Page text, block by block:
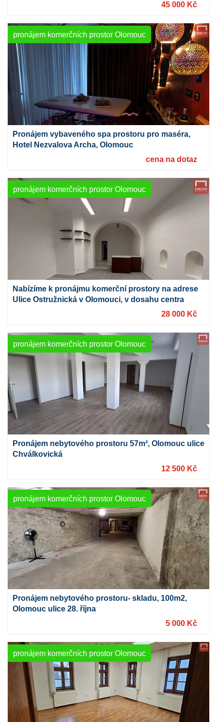
45 000 Kč
pronájem komerčních prostor Olomouc
Pronájem vybaveného spa prostoru pro maséra,
Hotel Nezvalova Archa, Olomouc
cena na dotaz
pronájem komerčních prostor Olomouc
Nabízíme k pronájmu komerční prostory na adrese
Ulice Ostružnická v Olomouci, v dosahu centra
28 000 Kč
pronájem komerčních prostor Olomouc
Pronájem nebytového prostoru 57m², Olomouc ulice
Chválkovická
12 500 Kč
pronájem komerčních prostor Olomouc
Pronájem nebytového prostoru- skladu, 100m2,
Olomouc ulice 28. října
5 000 Kč
pronájem komerčních prostor Olomouc